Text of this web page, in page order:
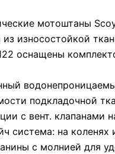
мотоштаны
из износостойкой
оснащены
подкладочной
с вент. клапанами
система: на
с молнией для